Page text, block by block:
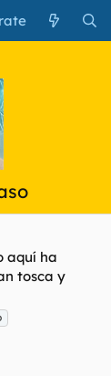
aquí ha
tosca y